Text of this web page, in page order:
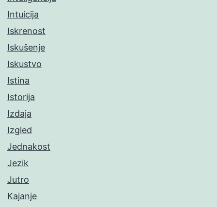
Intuicija
Iskrenost
Iskušenje
Iskustvo
Istina
Istorija
Izdaja
Izgled
Jednakost
Jezik
Jutro
Kajanje